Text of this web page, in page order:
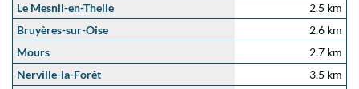
Le Mesnil-en-Thelle
2.5 km
Bruyères-sur-Oise
2.6 km
Mours
2.7 km
Nerville-la-Forêt
3.5 km